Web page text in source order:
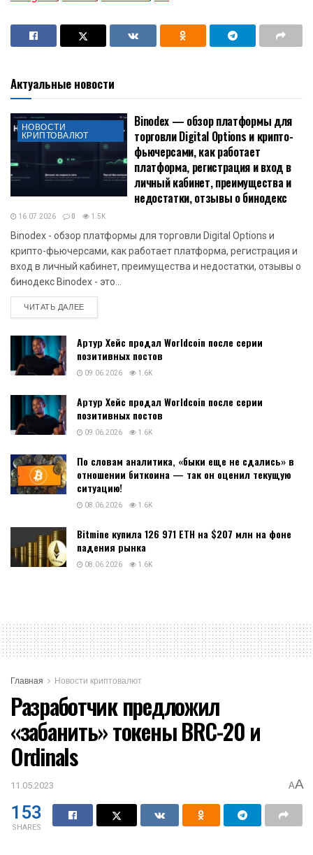
Актуальные новости
НОВОСТИ
КРИПТОВАЛЮТ
Binodex — обзор платформы для
торговли Digital Options и крипто-
фьючерсами, как работает
платформа, регистрация и вход в
личный кабинет, преимущества и
недостатки, отзывы о бинодекс
16.07.2026 0 1.5K
Binodex - обзор платформы для торговли Digital Options и
крипто-фьючерсами, как работает платформа, регистрация и
вход в личный кабинет, преимущества и недостатки, отзывы о
бинодекс Binodex - это...
ЧИТАТЬ ДАЛЕЕDETAILS
Артур Хейс продал Worldcoin после серии
позитивных постов
09.06.2026 1.6K
Артур Хейс продал Worldcoin после серии
позитивных постов
09.06.2026 1.6K
По словам аналитика, «быки еще не сдались» в
отношении биткоина — так он оценил текущую
ситуацию!
08.06.2026 1.6K
Bitmine купила 126 971 ETH на $207 млн на фоне
падения рынка
08.06.2026 1.6K
Главная Новости криптовалют
Разработчик предложил
«забанить» токены BRC-20 и
Ordinals
11.05.2023 AA
153
SHARES